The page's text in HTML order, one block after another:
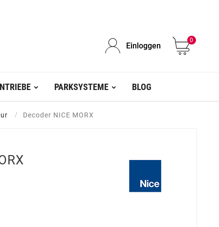
Einloggen
0
PARKSYSTEME BLOG
Decoder NICE MORX